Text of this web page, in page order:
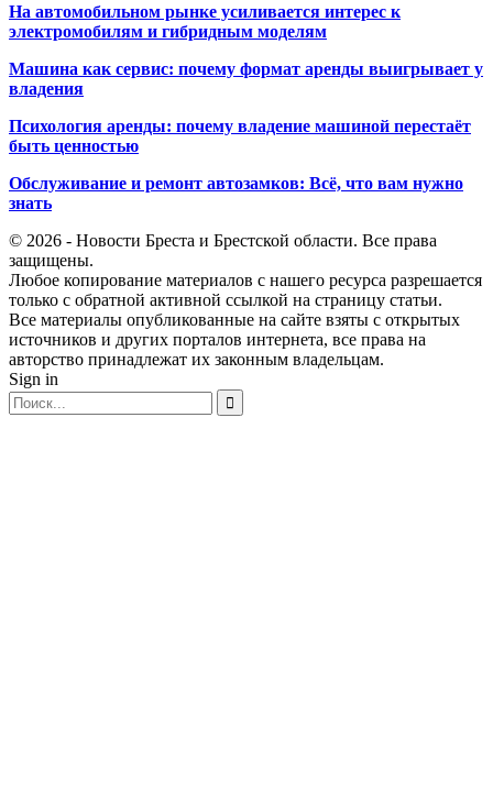
На автомобильном рынке усиливается интерес к
электромобилям и гибридным моделям
Машина как сервис: почему формат аренды выигрывает у
владения
Психология аренды: почему владение машиной перестаёт
быть ценностью
Обслуживание и ремонт автозамков: Всё, что вам нужно
знать
© 2026 - Новости Бреста и Брестской области. Все права
защищены.
Любое копирование материалов с нашего ресурса разрешается
только с обратной активной ссылкой на страницу статьи.
Все материалы опубликованные на сайте взяты с открытых
источников и других порталов интернета, все права на
авторство принадлежат их законным владельцам.
Sign in